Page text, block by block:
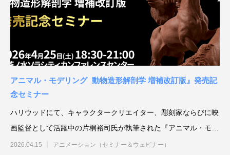
補改訂版』発売記念セミナー
2026.04.15 2026.03.25
アニマル・モデリング 動物造形解剖学 増
Autodesk CG Festa
ート講演会 〜就職をめざすあなたに届け
る、”エフェクト表現”最前線～
2026.01.26
ニメ『星の子ども
た企画と世界観の
ェ門）
2026.01.21
【イベントレポート】『機動戦士ガンダム
【イベントレポー
督ふたりが語る、誕生秘話とネコ表現のこ
だわり【インタビュー】
2020.06.18
ジオコロリド初と
た、“デジタル作画”
2018.08.17
[外部事例]「泣きたい私は猫をかぶる」監
[外部事例]「ペンギ
アニマル・モデリング 動物造形解剖学 増補改訂版』発売記
念セミナー
ハリウッドにて、キャラクタークリエイター、彫刻家ならびに映
画監督として活躍中の片桐裕司氏が執筆された『アニマル・モデ
リング 動物造形解剖学
2026.04.15 アニメーション（セミナー＆ウェビナー）